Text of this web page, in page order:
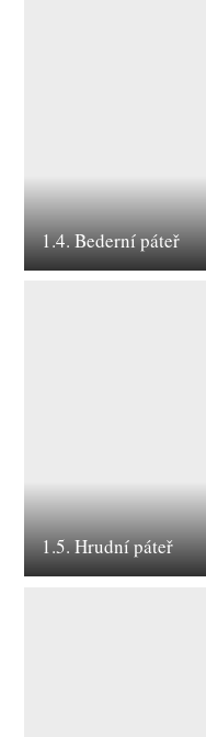
1.4. Bederní páteř
1.5. Hrudní páteř